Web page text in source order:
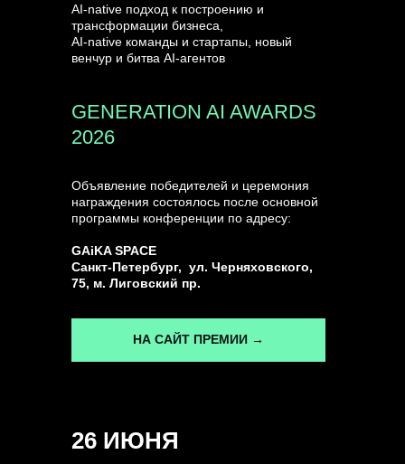
Объявление победителей и церемония
награждения состоялось после основной
программы конференции по адресу:
GAiKA SPACE
Санкт-Петербург, ул. Черняховского,
75, м. Лиговский пр.
GENERATION AI AWARDS
2026
AI-native подход к построению и
трансформации бизнеса,
AI-native команды и стартапы, новый
венчур и битва AI-агентов
26 ИЮНЯ
НА САЙТ ПРЕМИИ →
ГЕНЕРАЛЬНЫЙ ИНФОПАРТНЕР
CONVERSATIONS